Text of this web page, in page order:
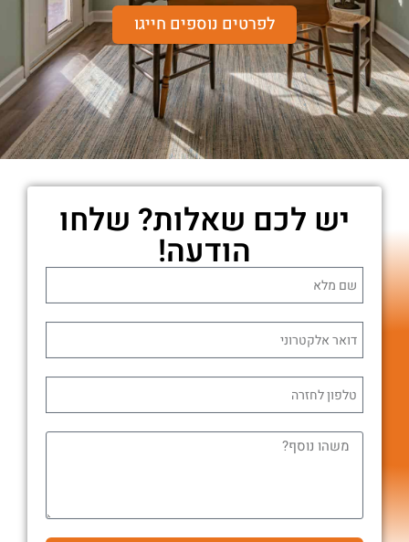
לפרטים נוספים חייגו
יש לכם שאלות? שלחו
הודעה!